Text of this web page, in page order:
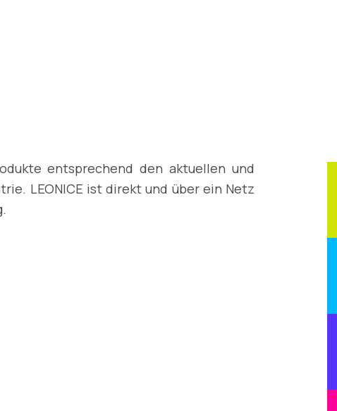
entsprechend den aktuellen und
LEONICE ist direkt und über ein Netz